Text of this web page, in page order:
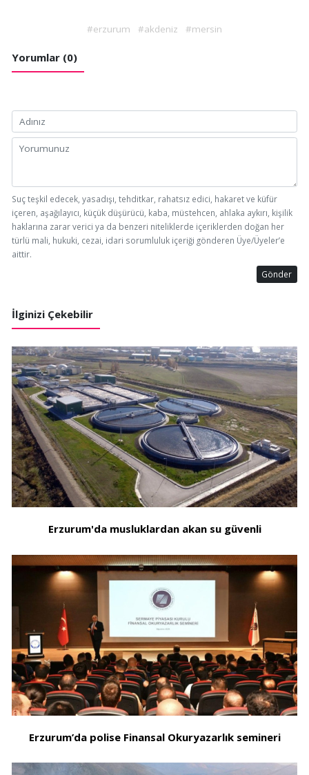
#erzurum #akdeniz #mersin
Yorumlar (0)
Suç teşkil edecek, yasadışı, tehditkar, rahatsız edici, hakaret ve küfür
içeren, aşağılayıcı, küçük düşürücü, kaba, müstehcen, ahlaka aykırı, kişilik
haklarına zarar verici ya da benzeri niteliklerde içeriklerden doğan her
türlü mali, hukuki, cezai, idari sorumluluk içeriği gönderen Üye/Üyeler’e
aittir.
Gönder
İlginizi Çekebilir
Erzurum'da musluklardan akan su güvenli
Erzurum’da polise Finansal Okuryazarlık semineri